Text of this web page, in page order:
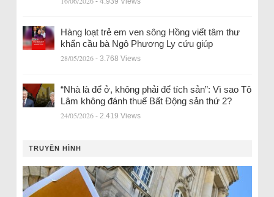
Hàng loạt trẻ em ven sông Hồng viết tâm thư
khẩn cầu bà Ngô Phương Ly cứu giúp
28/05/2026 - 3.768 Views
“Nhà là để ở, không phải để tích sản”: Vì sao Tô
Lâm không đánh thuế Bất Động sản thứ 2?
24/05/2026 - 2.419 Views
TRUYỀN HÌNH